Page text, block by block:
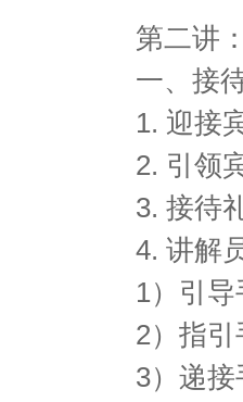
第二讲
一、接
1. 迎接
2. 引领
3. 接待
4. 讲解
1）引
2）指
3）递接